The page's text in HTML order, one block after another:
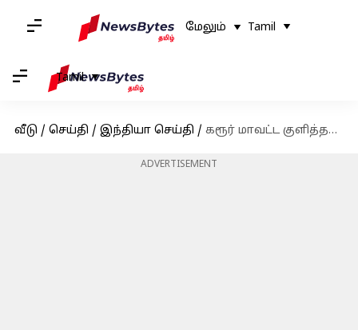
மேலும் Tamil
Tamil
வீடு / செய்தி / இந்தியா செய்தி / கரூர் மாவட்ட குளித்தலை கபடி போட்டியில் பங்கேற்ற இளைஞர் திடீர் மரணம் - தமிழக முதல்வர் இரங்கல்
ADVERTISEMENT